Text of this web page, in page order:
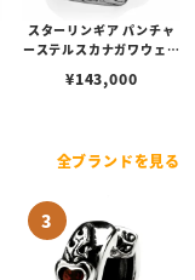
スターリンギア パンチャ
ーステルスカナガワウェー
¥143,000
全ブランドを見る